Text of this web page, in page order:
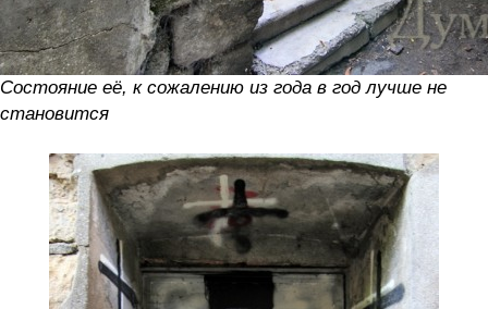
Состояние её, к сожалению из года в год лучше не
становится